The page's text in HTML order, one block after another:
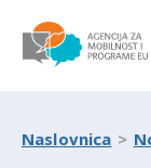
Naslovnica